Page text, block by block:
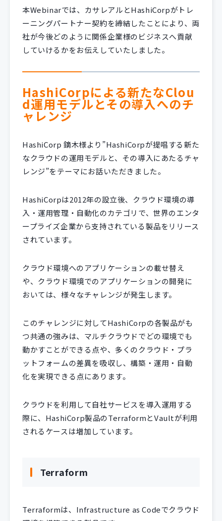
本Webinarでは、カサレアルとHashiCorpがトレ
ーニングパートナー契約を締結したことにより、両
社が今後どのように関係企業様のビジネスへ貢献
していけるかをお伝えしていたしました。
HashiCorpによる新たなClou
d運用モデルとその導入へのチ
ャレンジ
HashiCorp 鏑木様より”HashiCorpが提唱する新た
なクラウドの運用モデルと、その導入にあたるチャ
レンジ”をテーマにお話いただきました。
HashiCorpは2012年の設立後、クラウド環境の導
入・運用管理・自動化のカテゴリで、世界のエンタ
ープライズ企業から支持されている製品をリリース
されています。
クラウド環境へのアプリケーションの載せ替え
や、クラウド環境でのアプリケーションの開発に
おいては、様々なチャレンジが発生します。
このチャレンジに対してHashiCorpの各製品がも
つ共通の強みは、マルチクラウドでどの環境でも
動かすことができる点や、多くのクラウド・プラ
ットフォームの差異を吸収し、構築・運用・自動
化を実現できる点にあります。
クラウドを利用して自社サービスを導入運用する
際に、HashiCorp製品のTerraformとVaultが利用
されるケースは増加しています。
Terraform
Terraformは、Infrastructure as Codeでクラウド